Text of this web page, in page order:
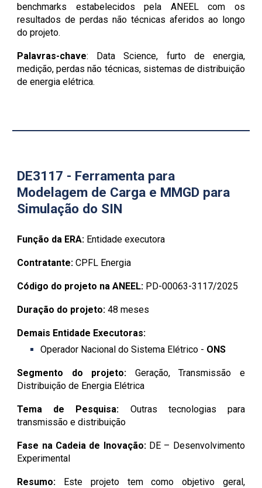
benchmarks estabelecidos pela ANEEL com os
resultados de perdas não técnicas aferidos ao longo
do projeto.
Palavras-chave: Data Science, furto de energia,
medição, perdas não técnicas, sistemas de distribuição
de energia elétrica.
DE3117 - Ferramenta para
Modelagem de Carga e MMGD para
Simulação do SIN
Função da ERA: Entidade executora
Contratante: CPFL Energia
Código do projeto na ANEEL: PD-00063-3117/2025
Duração do projeto:48 meses
Demais Entidade Executoras:
Operador Nacional do Sistema Elétrico - ONS
Segmento do projeto:
Geração, Transmissão e
Distribuição de Energia Elétrica
Tema de Pesquisa:
Outras tecnologias para
transmissão e distribuição
Fase na Cadeia de Inovação: DE – Desenvolvimento
Experimental
Resumo:
Este projeto tem como objetivo geral,